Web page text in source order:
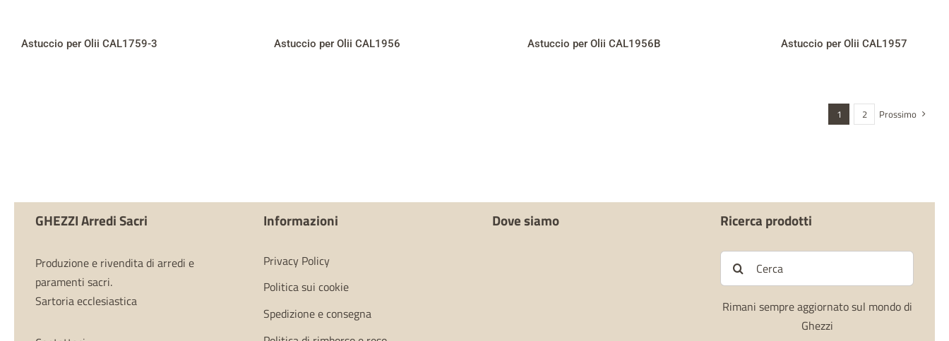
Astuccio per Olii CAL1759-3 Astuccio per Olii CAL1956 Astuccio per Olii CAL1956B Astuccio per Olii CAL1957
1 2 Prossimo
GHEZZI Arredi Sacri
Produzione e rivendita di arredi e
paramenti sacri.
Sartoria ecclesiastica
Informazioni
Privacy Policy
Politica sui cookie
Spedizione e consegna
Dove siamo Ricerca prodotti
Cerca
per:
Rimani sempre aggiornato sul mondo di
Ghezzi